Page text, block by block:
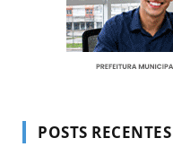
POSTS RECENTES